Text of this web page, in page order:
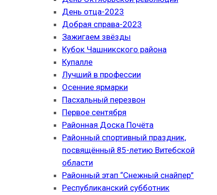
День отца-2023
Добрая справа-2023
Зажигаем звёзды
Кубок Чашникского района
Купалле
Лучший в профессии
Осенние ярмарки
Пасхальный перезвон
Первое сентября
Районная Доска Почёта
Районный спортивный праздник,
посвящённый 85-летию Витебской
области
Районный этап “Снежный снайпер”
Республиканский субботник